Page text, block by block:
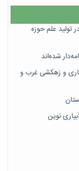
دنیا در تولید علم حوزه
آبیاری و زهکشی غرب و
نوین